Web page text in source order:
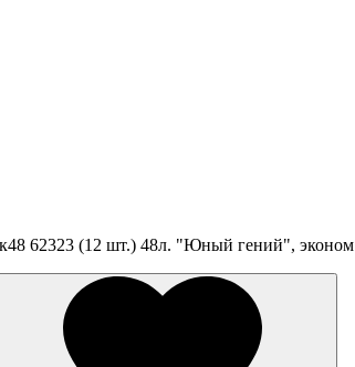
62323 (12 шт.) 48л. "Юный гений", эконом